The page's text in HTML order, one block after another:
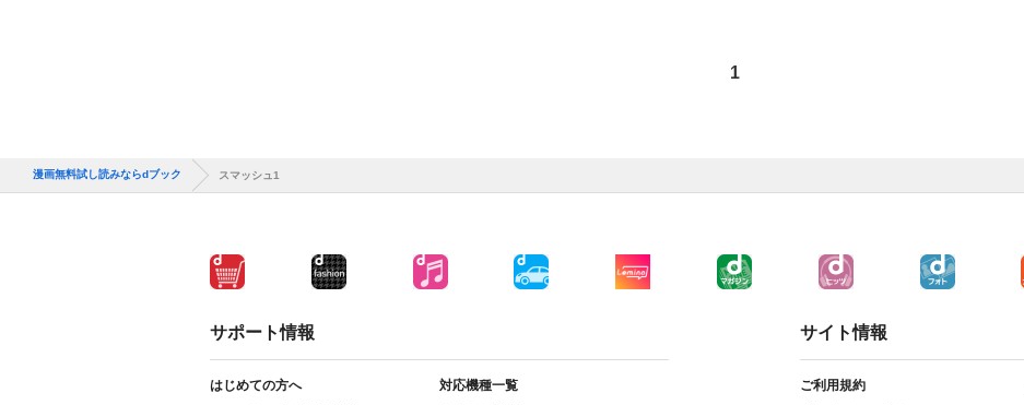
1
漫画無料試し読みならdブック スマッシュ1
サポート情報
はじめての方へ
対応機種一覧
サイト情報
ご利用規約